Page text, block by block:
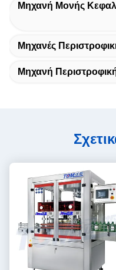
Μηχανή Μονής
Μηχανές
Μηχανή